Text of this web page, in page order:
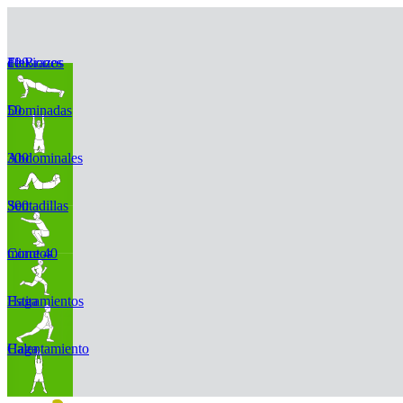
100 Flexiones de Brazos
50 Dominadas
300 Abdominales
300 Sentadillas
Corre 40 minutos
Haga Estiramientos
Haga Calentamiento